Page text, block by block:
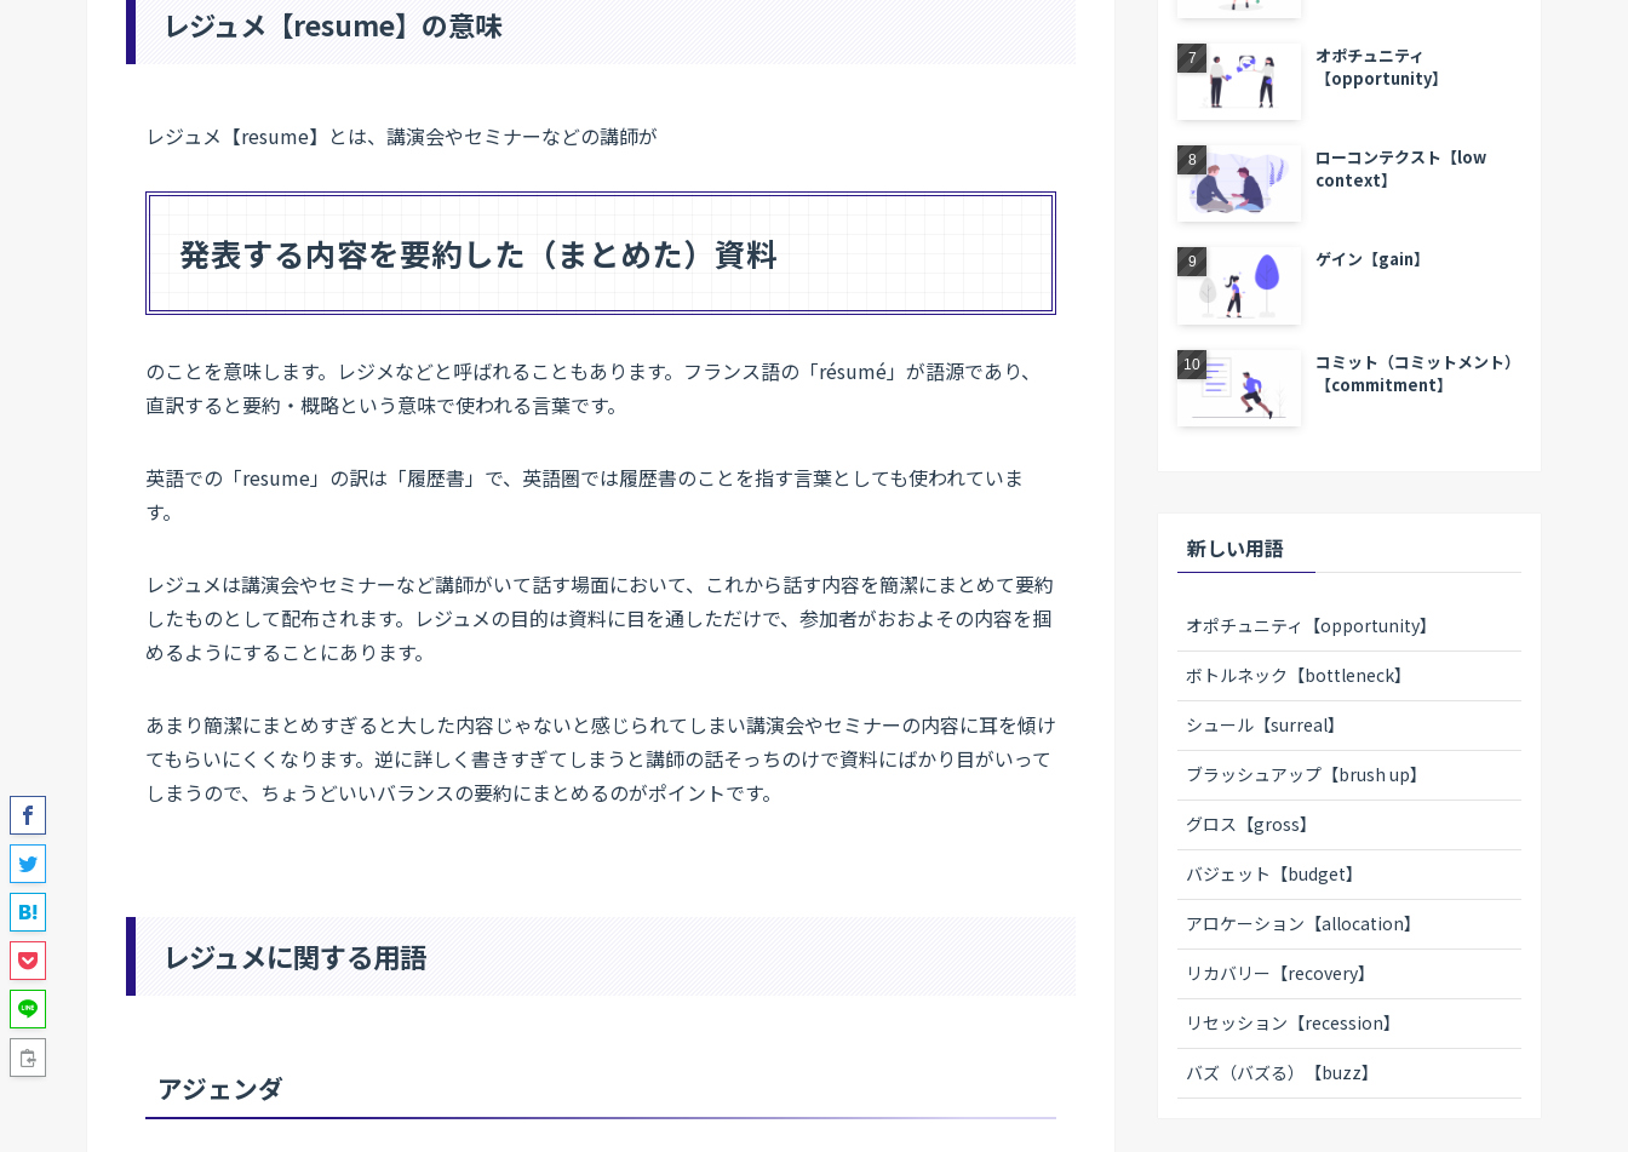
レジュメ【resume】の意味
レジュメ【resume】とは、講演会やセミナーなどの講師が
発表する内容を要約した（まとめた）資料
のことを意味します。レジメなどと呼ばれることもあります。フランス語の「résumé」が語源であり、
直訳すると要約・概略という意味で使われる言葉です。
英語での「resume」の訳は「履歴書」で、英語圏では履歴書のことを指す言葉としても使われていま
す。
レジュメは講演会やセミナーなど講師がいて話す場面において、これから話す内容を簡潔にまとめて要約
したものとして配布されます。レジュメの目的は資料に目を通しただけで、参加者がおおよその内容を掴
めるようにすることにあります。
あまり簡潔にまとめすぎると大した内容じゃないと感じられてしまい講演会やセミナーの内容に耳を傾け
てもらいにくくなります。逆に詳しく書きすぎてしまうと講師の話そっちのけで資料にばかり目がいって
しまうので、ちょうどいいバランスの要約にまとめるのがポイントです。
レジュメに関する用語
アジェンダ
オポチュニティ
【opportunity】
ローコンテクスト【low
context】
ゲイン【gain】
コミット（コミットメント）
【commitment】
新しい用語
オポチュニティ【opportunity】
ボトルネック【bottleneck】
シュール【surreal】
ブラッシュアップ【brush up】
グロス【gross】
バジェット【budget】
アロケーション【allocation】
リカバリー【recovery】
リセッション【recession】
バズ（バズる）【buzz】